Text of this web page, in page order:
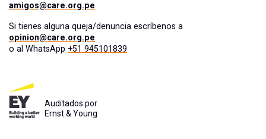
amigos@care.org.pe
Si tienes alguna queja/denuncia escríbenos a
opinion@care.org.pe
o al WhatsApp +51 945101839
Auditados por
Ernst & Young